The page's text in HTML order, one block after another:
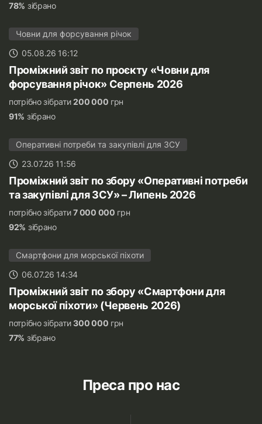
78% зібрано
Човни для форсування річок
05.08.26 16:12
Проміжний звіт по проєкту «Човни для
форсування річок» Серпень 2026
потрібно зібрати200 000 грн
91% зібрано
Оперативні потреби та закупівлі для ЗСУ
23.07.26 11:56
Проміжний звіт по збору «Оперативні потреби
та закупівлі для ЗСУ» – Липень 2026
потрібно зібрати7 000 000 грн
92% зібрано
Смартфони для морської піхоти
06.07.26 14:34
Проміжний звіт по збору «Смартфони для
морської піхоти» (Червень 2026)
потрібно зібрати300 000 грн
77% зібрано
Преса про нас